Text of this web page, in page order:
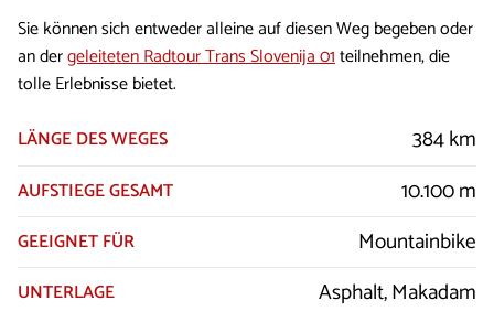
Sie können sich entweder alleine auf diesen Weg begeben oder
an dergeleiteten Radtour Trans Slovenija 01teilnehmen, die
tolle Erlebnisse bietet.
LÄNGE DES WEGES
384 km
AUFSTIEGE GESAMT 10.100 m
GEEIGNET FÜR Mountainbike
UNTERLAGE Asphalt, Makadam